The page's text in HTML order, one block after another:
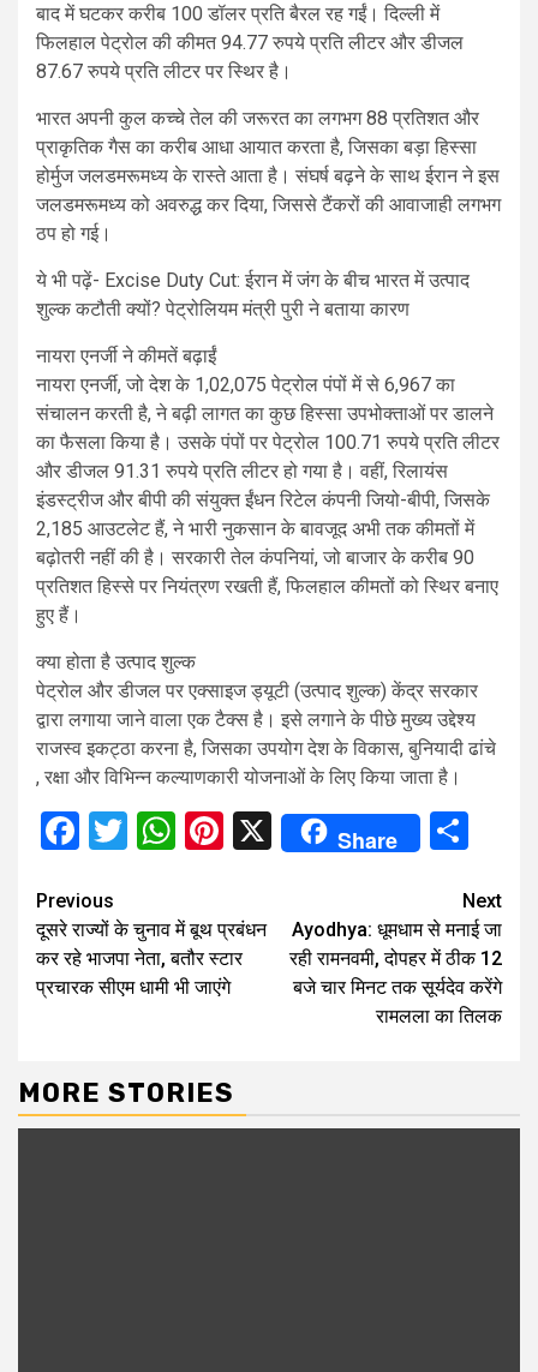
बाद में घटकर करीब 100 डॉलर प्रति बैरल रह गईं। दिल्ली में
फिलहाल पेट्रोल की कीमत 94.77 रुपये प्रति लीटर और डीजल
87.67 रुपये प्रति लीटर पर स्थिर है।
भारत अपनी कुल कच्चे तेल की जरूरत का लगभग 88 प्रतिशत और
प्राकृतिक गैस का करीब आधा आयात करता है, जिसका बड़ा हिस्सा
होर्मुज जलडमरूमध्य के रास्ते आता है। संघर्ष बढ़ने के साथ ईरान ने इस
जलडमरूमध्य को अवरुद्ध कर दिया, जिससे टैंकरों की आवाजाही लगभग
ठप हो गई।
ये भी पढ़ें- Excise Duty Cut: ईरान में जंग के बीच भारत में उत्पाद
शुल्क कटौती क्यों? पेट्रोलियम मंत्री पुरी ने बताया कारण
नायरा एनर्जी ने कीमतें बढ़ाईं
नायरा एनर्जी, जो देश के 1,02,075 पेट्रोल पंपों में से 6,967 का
संचालन करती है, ने बढ़ी लागत का कुछ हिस्सा उपभोक्ताओं पर डालने
का फैसला किया है। उसके पंपों पर पेट्रोल 100.71 रुपये प्रति लीटर
और डीजल 91.31 रुपये प्रति लीटर हो गया है। वहीं, रिलायंस
इंडस्ट्रीज और बीपी की संयुक्त ईंधन रिटेल कंपनी जियो-बीपी, जिसके
2,185 आउटलेट हैं, ने भारी नुकसान के बावजूद अभी तक कीमतों में
बढ़ोतरी नहीं की है। सरकारी तेल कंपनियां, जो बाजार के करीब 90
प्रतिशत हिस्से पर नियंत्रण रखती हैं, फिलहाल कीमतों को स्थिर बनाए
हुए हैं।
क्या होता है उत्पाद शुल्क
पेट्रोल और डीजल पर एक्साइज ड्यूटी (उत्पाद शुल्क) केंद्र सरकार
द्वारा लगाया जाने वाला एक टैक्स है। इसे लगाने के पीछे मुख्य उद्देश्य
राजस्व इकट्ठा करना है, जिसका उपयोग देश के विकास, बुनियादी ढांचे
, रक्षा और विभिन्न कल्याणकारी योजनाओं के लिए किया जाता है।
Facebook
Twitter
WhatsApp
Pinterest
X Share
Continue
Reading
Previous
दूसरे राज्यों के चुनाव में बूथ प्रबंधन
कर रहे भाजपा नेता, बतौर स्टार
प्रचारक सीएम धामी भी जाएंगे
Next
Ayodhya: धूमधाम से मनाई जा
रही रामनवमी, दोपहर में ठीक 12
बजे चार मिनट तक सूर्यदेव करेंगे
रामलला का तिलक
MORE STORIES